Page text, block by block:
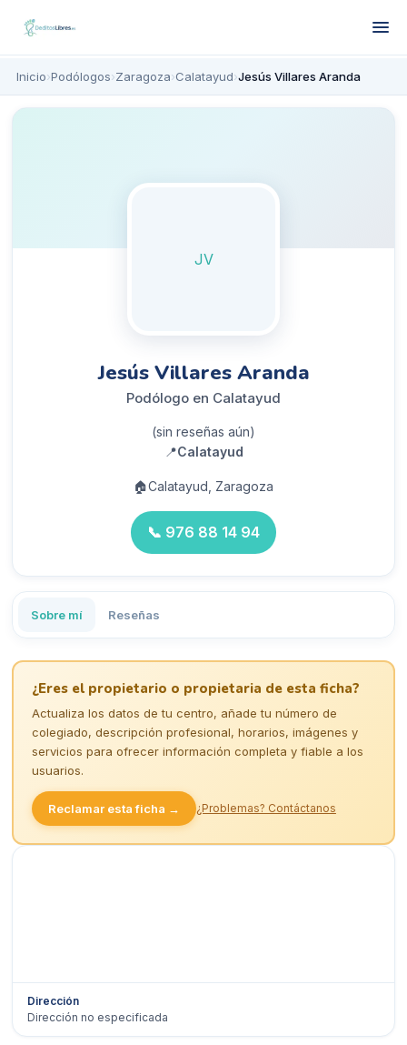
Inicio›Podólogos›Zaragoza›Calatayud›Jesús Villares Aranda
JV
Jesús Villares Aranda
Podólogo en Calatayud
(sin reseñas aún)
📍Calatayud
🏠Calatayud, Zaragoza
📞 976 88 14 94
Sobre mí Reseñas
¿Eres el propietario o propietaria de esta ficha?
Actualiza los datos de tu centro, añade tu número de
colegiado, descripción profesional, horarios, imágenes y
servicios para ofrecer información completa y fiable a los
usuarios.
Reclamar esta ficha → ¿Problemas? Contáctanos
Dirección
Dirección no especificada